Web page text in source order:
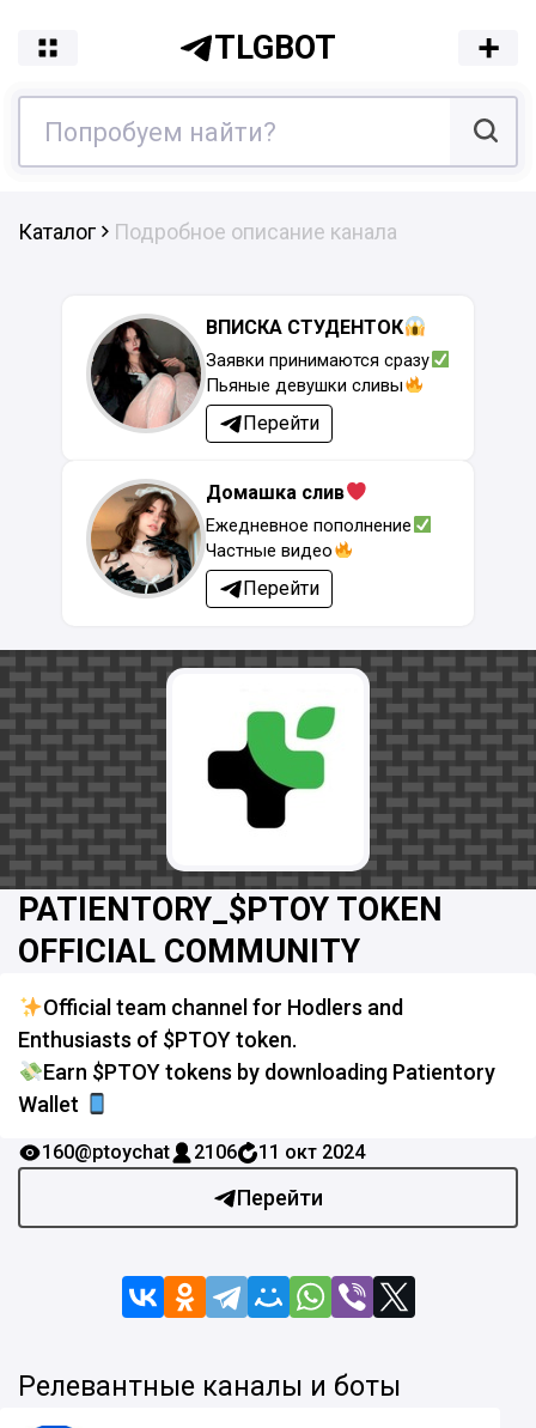
TLGBOT
Каталог Подробное описание канала
ВПИСКА СТУДЕНТОК
Заявки принимаются сразу
Пьяные девушки сливы
Перейти
Домашка слив
Ежедневное пополнение
Частные видео
Перейти
PATIENTORY_$PTOY TOKEN
OFFICIAL COMMUNITY
Official team channel for Hodlers and
Enthusiasts of $PTOY token.
Earn $PTOY tokens by downloading Patientory
Wallet
Перейти
160@ptoychat 2106 11 окт 2024
Релевантные каналы и боты